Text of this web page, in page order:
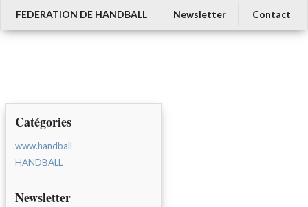
FEDERATION DE HANDBALL
Newsletter Contact
Catégories
www.handball
HANDBALL
Newsletter